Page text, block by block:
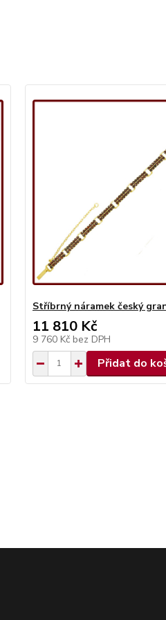
Stříbrný náramek český
11 810 Kč
9 760 Kč bez DPH
Přidat do